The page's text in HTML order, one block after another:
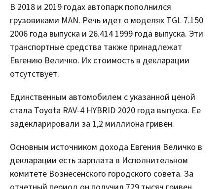
В 2018 и 2019 годах автопарк пополнился
грузовиками MAN. Речь идет о моделях TGL 7.150
2006 года выпуска и 26.414 1999 года выпуска. Эти
транспортные средства также принадлежат
Евгению Величко. Их стоимость в декларации
отсутствует.
Единственным автомобилем с указанной ценой
стала Toyota RAV-4 HYBRID 2020 года выпуска. Ее
задекларировали за 1,2 миллиона гривен.
Основным источником дохода Евгения Величко в
декларации есть зарплата в Исполнительном
комитете Вознесенского городского совета. За